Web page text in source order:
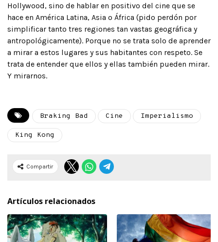
Hollywood, sino de hablar en positivo del cine que se
hace en América Latina, Asia o África (pido perdón por
simplificar tanto tres regiones tan vastas geográfica y
antropológicamente). Porque no se trata solo de aprender
a mirar a estos lugares y sus habitantes con respeto. Se
trata de entender que ellos y ellas también pueden mirar.
Y mirarnos.
Braking Bad Cine Imperialismo
King Kong
Compartir
Artículos relacionados